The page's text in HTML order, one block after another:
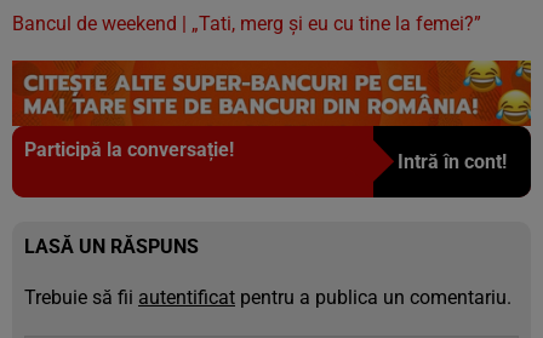
Bancul de weekend | „Tati, merg și eu cu tine la femei?”
Participă la conversație!
Intră în cont!
LASĂ UN RĂSPUNS
Trebuie să fii autentificat pentru a publica un comentariu.